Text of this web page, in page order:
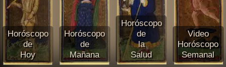
Horóscopo
de
Hoy
Horóscopo
de
Mañana
Horóscopo
de
la
Salud
Video
Horóscopo
Semanal